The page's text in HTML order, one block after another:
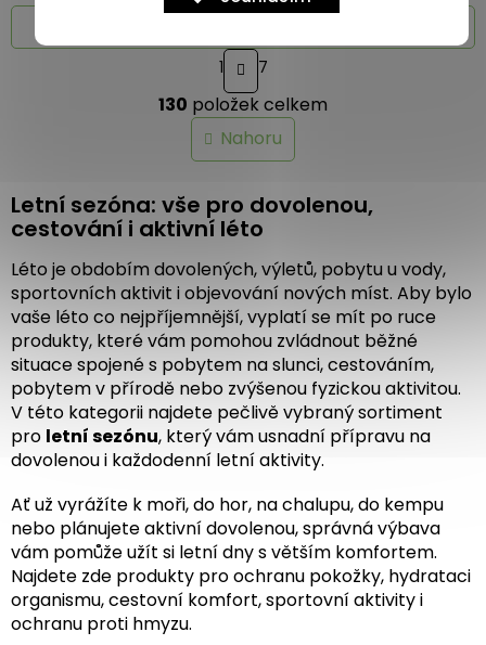
hvězdiček.
O
v
l
á
a
c
í
p
r
v
k
y
v
ý
p
i
s
u
S
t
r
á
n
k
o
á
n
í
1 7
130 položek celkem
Nahoru
Letní sezóna: vše pro dovolenou,
cestování i aktivní léto
Léto je obdobím dovolených, výletů, pobytu u vody,
sportovních aktivit i objevování nových míst. Aby bylo
vaše léto co nejpříjemnější, vyplatí se mít po ruce
produkty, které vám pomohou zvládnout běžné
situace spojené s pobytem na slunci, cestováním,
pobytem v přírodě nebo zvýšenou fyzickou aktivitou.
V této kategorii najdete pečlivě vybraný sortiment
pro letní sezónu, který vám usnadní přípravu na
dovolenou i každodenní letní aktivity.
Ať už vyrážíte k moři, do hor, na chalupu, do kempu
nebo plánujete aktivní dovolenou, správná výbava
vám pomůže užít si letní dny s větším komfortem.
Najdete zde produkty pro ochranu pokožky, hydrataci
organismu, cestovní komfort, sportovní aktivity i
ochranu proti hmyzu.